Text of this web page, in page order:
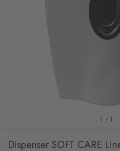
1 / 1
Dispenser SOFT CARE